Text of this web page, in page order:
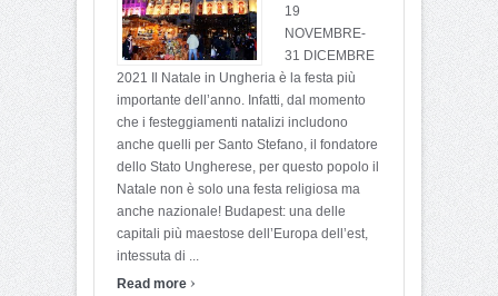
19
NOVEMBRE-
31 DICEMBRE
2021 Il Natale in Ungheria è la festa più
importante dell’anno. Infatti, dal momento
che i festeggiamenti natalizi includono
anche quelli per Santo Stefano, il fondatore
dello Stato Ungherese, per questo popolo il
Natale non è solo una festa religiosa ma
anche nazionale! Budapest: una delle
capitali più maestose dell’Europa dell’est,
intessuta di ...
Read more ›